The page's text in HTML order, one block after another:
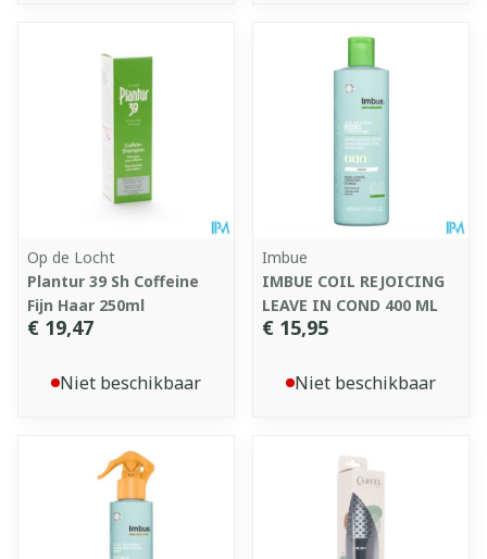
Op de Locht
Plantur 39 Sh Coffeine
Fijn Haar 250ml
€ 19,47
Niet beschikbaar
Imbue
IMBUE COIL REJOICING
LEAVE IN COND 400 ML
€ 15,95
Niet beschikbaar